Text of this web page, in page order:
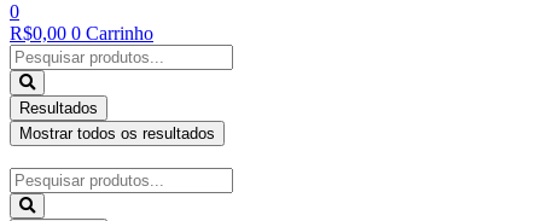
0
R$0,00 0 Carrinho
Pesquisar
...
Resultados
Mostrar todos os resultados
Pesquisar
...